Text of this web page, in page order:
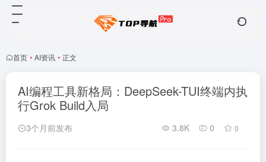
首页 • AI资讯 • 正文
AI编程工具新格局：DeepSeek-TUI终端内执
行Grok Build入局
3个月前发布 3.8K 0 0